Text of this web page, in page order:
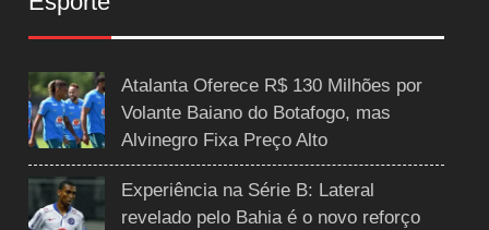
Atalanta Oferece R$ 130 Milhões por
Volante Baiano do Botafogo, mas
Alvinegro Fixa Preço Alto
Experiência na Série B: Lateral
revelado pelo Bahia é o novo reforço